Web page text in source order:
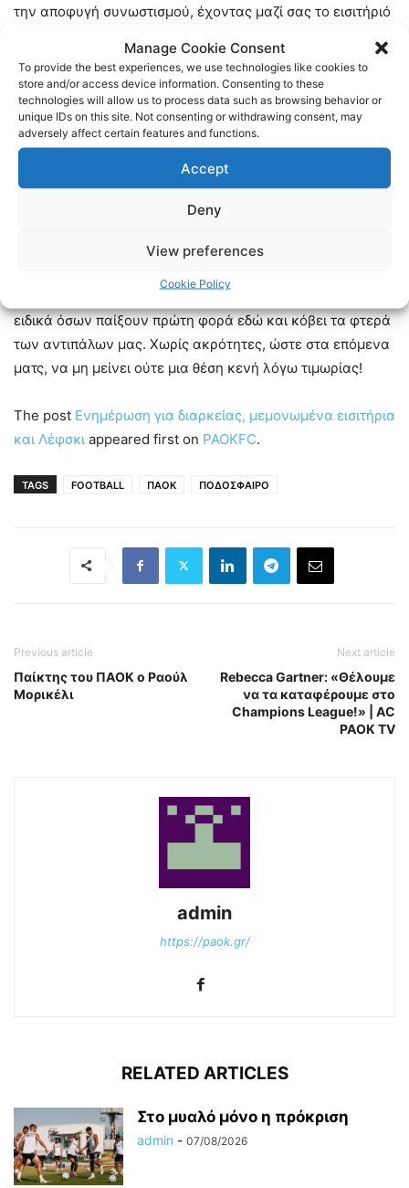
Manage Cookie Consent
To provide the best experiences, we use technologies like cookies to
store and/or access device information. Consenting to these
technologies will allow us to process data such as browsing behavior or
unique IDs on this site. Not consenting or withdrawing consent, may
adversely affect certain features and functions.
Accept
Deny
View preferences
Cookie Policy
την αποφυγή συνωστισμού, έχοντας μαζί σας το εισιτήριό
αποδεικτικό έγγραφο ταυτοποίησης.
Οι κάτοχοι εισιτηρίων διαρκείας στις θύρες4και4Αθα
φιλοξενηθούν στηθύρα 8. Στη θύρα 8 δε θα βγουν
επιπλέον εισιτήρια αφού οι θέσεις έχουν καλυφθεί από τα
90, 120 ή όσα λεπτά χρειαστούν, ζητάμε την συνεχή
δίνει φτερά στα πόδια των δικών μας ποδοσφαιριστών και
ειδικά όσων παίξουν πρώτη φορά εδώ και κόβει τα φτερά
των αντιπάλων μας. Χωρίς ακρότητες, ώστε στα επόμενα
ματς, να μη μείνει ούτε μια θέση κενή λόγω τιμωρίας!
The post Ενημέρωση για διαρκείας, μεμονωμένα εισιτήρια
και Λέφσκι appeared first on PAOKFC.
TAGS FOOTBALL ΠΑΟΚ ΠΟΔΟΣΦΑΙΡΟ
Previous article
Παίκτης του ΠΑΟΚ ο Ραούλ
Μορικέλι
Next article
Rebecca Gartner: «Θέλουμε
να τα καταφέρουμε στο
Champions League!» | AC
PAOK TV
admin
https://paok.gr/
RELATED ARTICLES
Στο μυαλό μόνο η πρόκριση
admin - 07/08/2026